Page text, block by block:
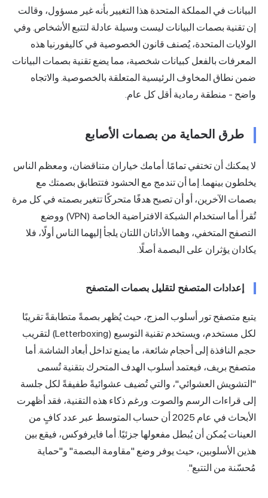
البيانات في المملكة المتحدة هذا التغيير بأنه غير مسؤول، وقالت
إن تقنية بصمات البيانات ليست وسيلة عادلة لتتبع الأشخاص. وفي
الولايات المتحدة، يُصنف قانون الخصوصية في كاليفورنيا هذه
المعرفات بالفعل كبيانات شخصية، مما يضع تقنية بصمات البيانات
ضمن نطاق المخاوف الرئيسية المتعلقة بالخصوصية. والاتجاه
واضح - منطقة رمادية أقل كل عام.
طرق الحماية من بصمات الأصابع
لا يمكنك أن تختفي تمامًا. أمامك خياران متناقضان، ومعظم الناس
يخلطون بينهما. إما أن تندمج مع الحشود فتتطابق بصمتك مع
بصمات الآخرين، أو أن تصبح هدفًا متحركًا تتغير بصمته في كل مرة
تُقرأ. أما استخدام الشبكة الافتراضية
الخاصة (VPN) ووضع
التصفح المتخفي، وهما الأداتان اللتان يلجأ إليهما الناس أولًا، فلا
يكادان يؤثران على البصمة أصلًا.
إعدادات المتصفح لتقليل بصمات المتصفح
يتبع متصفح تور أسلوب المزج، حيث يُظهر بصمةً متطابقةً تقريبًا
لكل مستخدم، ويستخدم تقنية التوسيع (Letterboxing) لتقريب
حجم النافذة إلى أحجام شائعة، ما يمنع تداخل أبعاد الشاشة. أما
متصفح بريف، فيعتمد أسلوب الهدف المتحرك بتقنية تُسمى
"التشويش العشوائي"، والتي تُضيف عشوائيةً طفيفةً لكل جلسة
إلى قراءات الرسم والصوت. ورغم ذكاء هذه التقنية، فقد أظهرت
الأبحاث في عام 2025 أن حساب المتوسط عبر عدد كافٍ من
العينات يُمكن أن يُبطل مفعولها جزئيًا. أما فايرفوكس، فيقع بين
هذين الأسلوبين، حيث يوفر وضع "مقاومة البصمة" و"حماية
مُحسّنة من التتبع".